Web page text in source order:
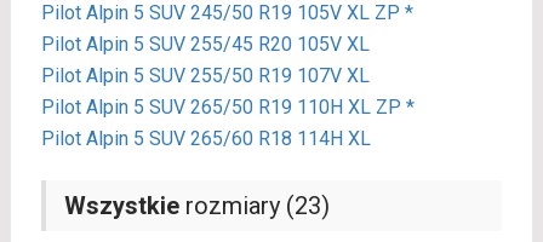
Pilot Alpin 5 SUV 245/50 R19 105V XL ZP *
Pilot Alpin 5 SUV 255/45 R20 105V XL
Pilot Alpin 5 SUV 255/50 R19 107V XL
Pilot Alpin 5 SUV 265/50 R19 110H XL ZP *
Pilot Alpin 5 SUV 265/60 R18 114H XL
Wszystkierozmiary (23)